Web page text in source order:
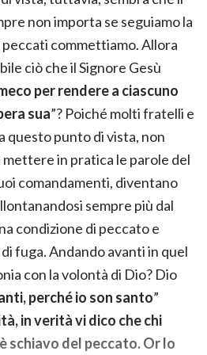
non importa se seguiamo la
peccati commettiamo. Allora
ciò che il Signore Gesù
per rendere a ciascuno
sua”? Poiché molti fratelli e
questo punto di vista, non
in pratica le parole del
comandamenti, diventano
sempre più dal
condizione di peccato e
fuga. Andando avanti in quel
con lavolontà di Dio? Dio
perché io son santo”
in verità vi dico che chi
schiavo del peccato. Or lo